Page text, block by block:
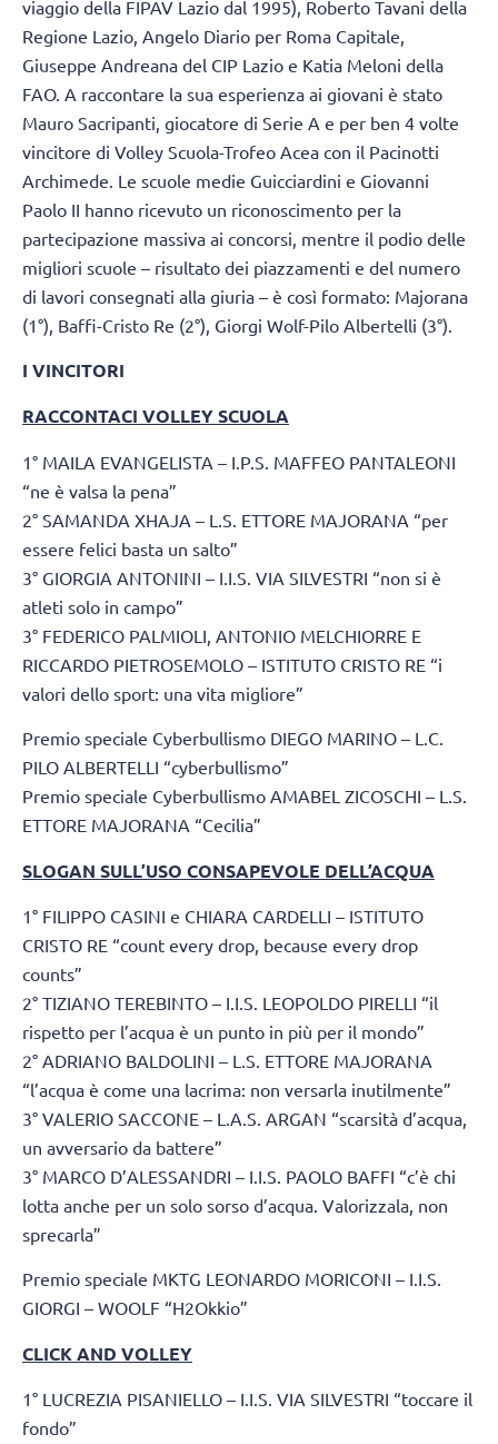
viaggio della FIPAV Lazio dal 1995), Roberto Tavani della
Regione Lazio, Angelo Diario per Roma Capitale,
Giuseppe Andreana del CIP Lazio e Katia Meloni della
FAO. A raccontare la sua esperienza ai giovani è stato
Mauro Sacripanti, giocatore di Serie A e per ben 4 volte
vincitore di Volley Scuola-Trofeo Acea con il Pacinotti
Archimede. Le scuole medie Guicciardini e Giovanni
Paolo II hanno ricevuto un riconoscimento per la
partecipazione massiva ai concorsi, mentre il podio delle
migliori scuole – risultato dei piazzamenti e del numero
di lavori consegnati alla giuria – è così formato: Majorana
(1°), Baffi-Cristo Re (2°), Giorgi Wolf-Pilo Albertelli (3°).
I VINCITORI
RACCONTACI VOLLEY SCUOLA
1° MAILA EVANGELISTA – I.P.S. MAFFEO PANTALEONI
“ne è valsa la pena”
2° SAMANDA XHAJA – L.S. ETTORE MAJORANA “per
essere felici basta un salto”
3° GIORGIA ANTONINI – I.I.S. VIA SILVESTRI “non si è
atleti solo in campo”
3° FEDERICO PALMIOLI, ANTONIO MELCHIORRE E
RICCARDO PIETROSEMOLO – ISTITUTO CRISTO RE “i
valori dello sport: una vita migliore”
Premio speciale Cyberbullismo DIEGO MARINO – L.C.
PILO ALBERTELLI “cyberbullismo”
Premio speciale Cyberbullismo AMABEL ZICOSCHI – L.S.
ETTORE MAJORANA “Cecilia”
SLOGAN SULL’USO CONSAPEVOLE DELL’ACQUA
1° FILIPPO CASINI e CHIARA CARDELLI – ISTITUTO
CRISTO RE “count every drop, because every drop
counts”
2° TIZIANO TEREBINTO – I.I.S. LEOPOLDO PIRELLI “il
rispetto per l’acqua è un punto in più per il mondo”
2° ADRIANO BALDOLINI – L.S. ETTORE MAJORANA
“l’acqua è come una lacrima: non versarla inutilmente”
3° VALERIO SACCONE – L.A.S. ARGAN “scarsità d’acqua,
un avversario da battere”
3° MARCO D’ALESSANDRI – I.I.S. PAOLO BAFFI “c’è chi
lotta anche per un solo sorso d’acqua. Valorizzala, non
sprecarla”
Premio speciale MKTG LEONARDO MORICONI – I.I.S.
GIORGI – WOOLF “H2Okkio”
CLICK AND VOLLEY
1° LUCREZIA PISANIELLO – I.I.S. VIA SILVESTRI “toccare il
fondo”